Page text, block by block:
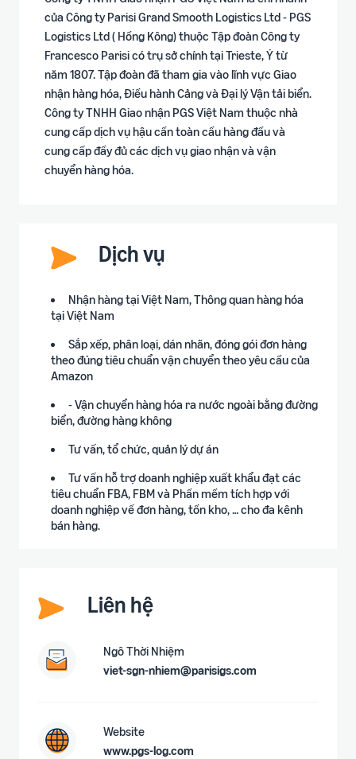
của Công ty Parisi Grand Smooth Logistics Ltd - PGS
Logistics Ltd ( Hồng Kông) thuộc Tập đoàn Công ty
Francesco Parisi có trụ sở chính tại Trieste, Ý từ
năm 1807. Tập đoàn đã tham gia vào lĩnh vực Giao
nhận hàng hóa, Điều hành Cảng và Đại lý Vận tải biển.
Công ty TNHH Giao nhận PGS Việt Nam thuộc nhà
cung cấp dịch vụ hậu cần toàn cầu hàng đầu và
cung cấp đầy đủ các dịch vụ giao nhận và vận
chuyển hàng hóa.
Dịch vụ
Nhận hàng tại Việt Nam, Thông quan hàng hóa
tại Việt Nam
Sắp xếp, phân loại, dán nhãn, đóng gói đơn hàng
theo đúng tiêu chuẩn vận chuyển theo yêu cầu của
Amazon
- Vận chuyển hàng hóa ra nước ngoài bằng đường
biển, đường hàng không
Tư vấn, tổ chức, quản lý dự án
Tư vấn hỗ trợ doanh nghiệp xuất khẩu đạt các
tiêu chuẩn FBA, FBM và Phần mềm tích hợp với
doanh nghiệp về đơn hàng, tồn kho, … cho đa kênh
bán hàng.
Liên hệ
Ngô Thời Nhiệm
viet-sgn-nhiem@parisigs.com
Website
www.pgs-log.com